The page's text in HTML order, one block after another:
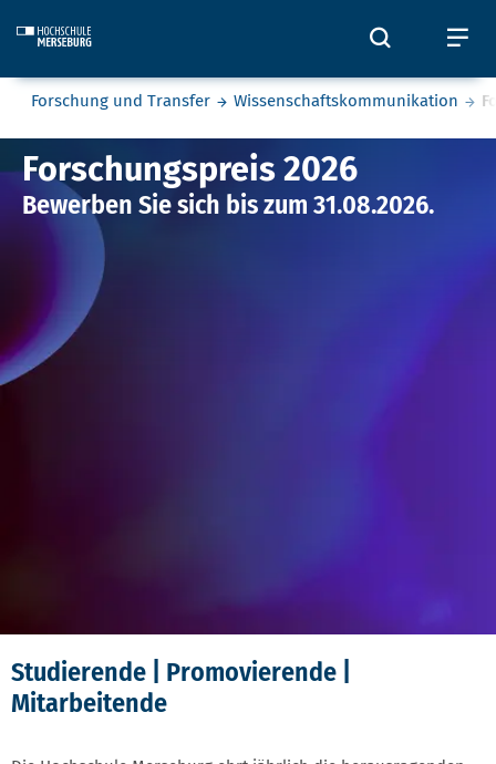
Öffnet
Sie befinden sich hier:
Forschung und Transfer Wissenschaftskommunikation
Forschungspreis
Forschungspreis 2026
Bewerben Sie sich bis zum 31.08.2026.
Studierende | Promovierende |
Mitarbeitende